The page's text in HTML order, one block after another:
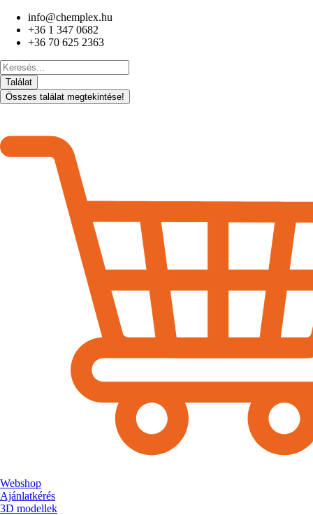
Ugrás
tartalomhoz
info@chemplex.hu
+36 1 347 0682
+36 70 625 2363
Search
...Találat
Összes találat megtekintése!
Webshop
Ajánlatkérés
3D modellek